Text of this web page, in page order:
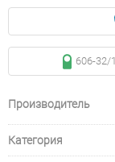
606-32/
Производитель
Категория